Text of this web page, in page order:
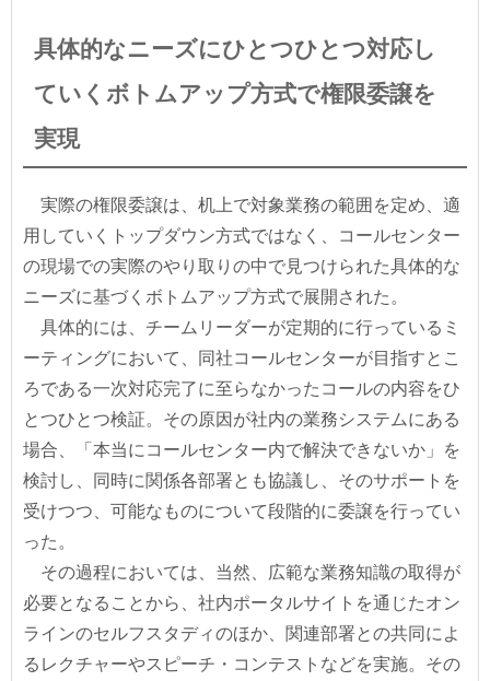
具体的なニーズにひとつひとつ対応し
ていくボトムアップ方式で権限委譲を
実現
実際の権限委譲は、机上で対象業務の範囲を定め、適
用していくトップダウン方式ではなく、コールセンター
の現場での実際のやり取りの中で見つけられた具体的な
ニーズに基づくボトムアップ方式で展開された。
具体的には、チームリーダーが定期的に行っているミ
ーティングにおいて、同社コールセンターが目指すとこ
ろである一次対応完了に至らなかったコールの内容をひ
とつひとつ検証。その原因が社内の業務システムにある
場合、「本当にコールセンター内で解決できないか」を
検討し、同時に関係各部署とも協議し、そのサポートを
受けつつ、可能なものについて段階的に委譲を行ってい
った。
その過程においては、当然、広範な業務知識の取得が
必要となることから、社内ポータルサイトを通じたオン
ラインのセルフスタディのほか、関連部署との共同によ
るレクチャーやスピーチ・コンテストなどを実施。その